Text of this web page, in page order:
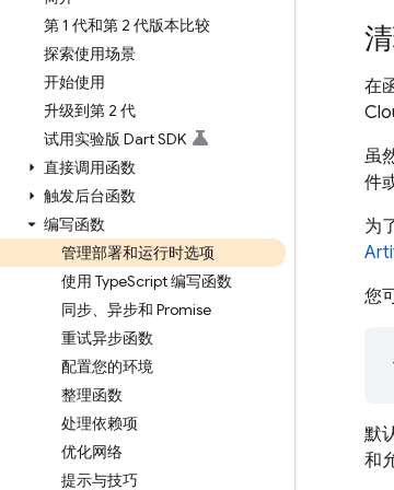
第 1 代和第 2 代版本比较
探索使用场景
开始使用
升级到第 2 代
试用实验版 Dart SDK
直接调用函数
触发后台函数
编写函数
管理部署和运行时选项
使用 TypeScript 编写函数
同步、异步和 Promise
重试异步函数
配置您的环境
整理函数
处理依赖项
优化网络
提示与技巧
在
虽
件
为
您
默
和